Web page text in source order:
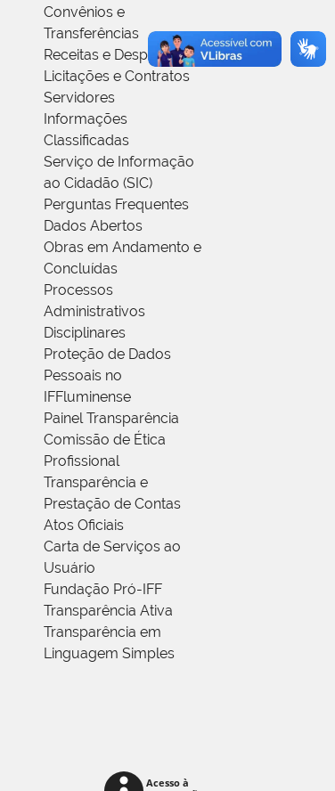
Convênios e
Transferências
Receitas e Despesas
Licitações e Contratos
Servidores
Informações
Classificadas
Serviço de Informação
ao Cidadão (SIC)
Perguntas Frequentes
Dados Abertos
Obras em Andamento e
Concluídas
Processos
Administrativos
Disciplinares
Proteção de Dados
Pessoais no
IFFluminense
Painel Transparência
Comissão de Ética
Profissional
Transparência e
Prestação de Contas
Atos Oficiais
Carta de Serviços ao
Usuário
Fundação Pró-IFF
Transparência Ativa
Transparência em
Linguagem Simples